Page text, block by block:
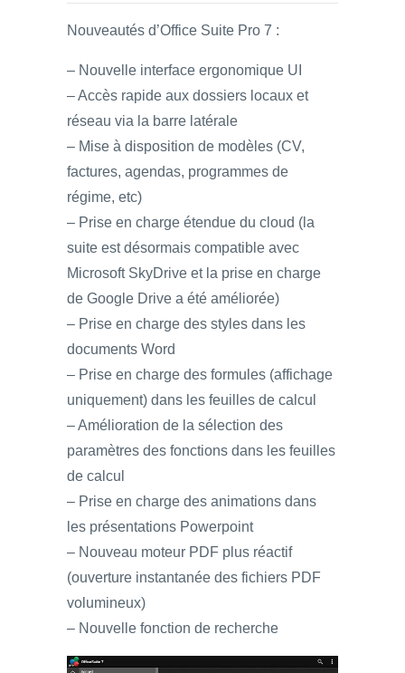
Nouveautés d’Office Suite Pro 7 :
– Nouvelle interface ergonomique UI
– Accès rapide aux dossiers locaux et
réseau via la barre latérale
– Mise à disposition de modèles (CV,
factures, agendas, programmes de
régime, etc)
– Prise en charge étendue du cloud (la
suite est désormais compatible avec
Microsoft SkyDrive et la prise en charge
de Google Drive a été améliorée)
– Prise en charge des styles dans les
documents Word
– Prise en charge des formules (affichage
uniquement) dans les feuilles de calcul
– Amélioration de la sélection des
paramètres des fonctions dans les feuilles
de calcul
– Prise en charge des animations dans
les présentations Powerpoint
– Nouveau moteur PDF plus réactif
(ouverture instantanée des fichiers PDF
volumineux)
– Nouvelle fonction de recherche